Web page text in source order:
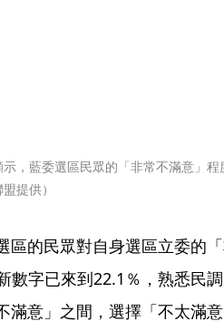
，藍委選區民眾的「非常不滿意」程
提供）
區的民眾對自身選區立委的
數字已來到22.1％，熟悉民
滿意」之間，選擇「不太滿